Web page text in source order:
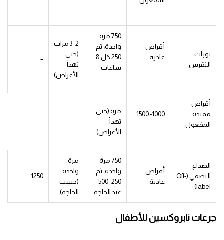
نوبات
النقرس
أقراص
عادية
750 مرة
واحدة، ثم
250 كل 8
ساعات
2- 3 مرات
(حتى
تهدأ
الأعراض)
–
أقراص
ممتدة
المفعول
1000- 1500
مرة (حتى
تهدأ
الأعراض)
–
الصداع
النصفي (Off-
label)
أقراص
عادية
750 مرة
واحدة، ثم
250- 500
عند الحاجة
مرة
واحدة
(حسب
الحاجة)
1250
جرعات نابروكسين للأطفال